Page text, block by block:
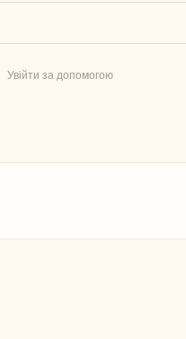
Увійти за допомогою